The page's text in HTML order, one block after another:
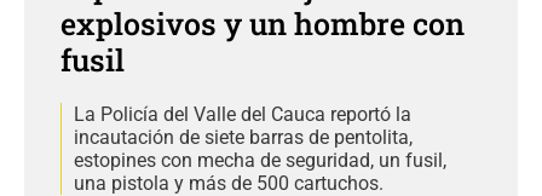
explosivos y un hombre con
fusil
La Policía del Valle del Cauca reportó la
incautación de siete barras de pentolita,
estopines con mecha de seguridad, un fusil,
una pistola y más de 500 cartuchos.